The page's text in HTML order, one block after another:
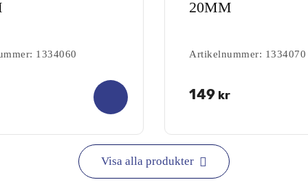
1334060
20MM
Artikelnummer: 1334070
0.00
149 kr
Visa alla produkter